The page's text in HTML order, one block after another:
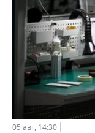
05 авг, 14:30